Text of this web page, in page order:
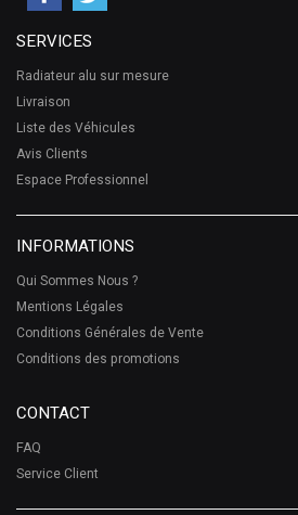
SERVICES
Radiateur alu sur mesure
Livraison
Liste des Véhicules
Avis Clients
Espace Professionnel
INFORMATIONS
Qui Sommes Nous ?
Mentions Légales
Conditions Générales de Vente
Conditions des promotions
CONTACT
FAQ
Service Client